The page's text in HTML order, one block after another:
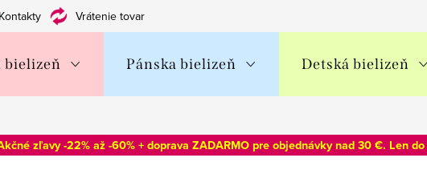
Kontakty Vrátenie tovaru
bielizeň Pánska bielizeň Detská bielizeň
zľavy -22% až -60% + doprava ZADARMO pre objednávky nad 30 €. Len do